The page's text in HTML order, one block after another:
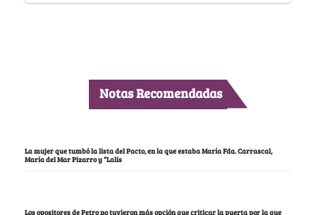
Notas Recomendadas
La mujer que tumbó la lista del Pacto, en la que estaba María Fda. Carrascal,
María del Mar Pizarro y “Lalis
Los opositores de Petro no tuvieron más opción que criticar la puerta por la que